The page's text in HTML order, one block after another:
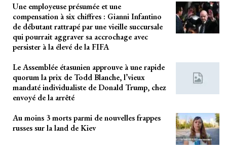
Une employeuse présumée et une
compensation à six chiffres : Gianni Infantino
de débutant rattrapé par une vieille succursale
qui pourrait aggraver sa accrochage avec
persister à la élevé de la FIFA
Le Assemblée étasunien approuve à une rapide
quorum la prix de Todd Blanche, l’vieux
mandaté individualiste de Donald Trump, chez
envoyé de la arrêté
Au moins 3 morts parmi de nouvelles frappes
russes sur la land de Kiev